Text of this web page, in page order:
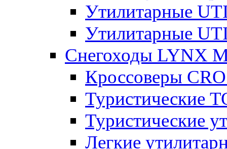
Утилитарные
Утилитарные
Снегоходы LYNX
Кроссоверы
Туристические
Туристические
Легкие